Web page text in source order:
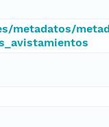
metadatos/